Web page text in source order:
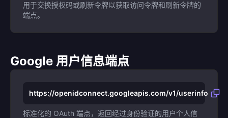
用于交换授权码或刷新令牌以获取访问令牌和刷新令牌的
端点。
Google 用户信息端点
https://openidconnect.googleapis.com/v1/userinfo
标准化的 OAuth 端点，返回经过身份验证的用户个人信